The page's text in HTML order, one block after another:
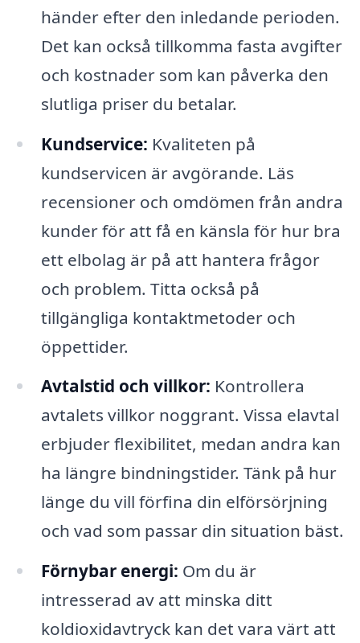
händer efter den inledande perioden.
Det kan också tillkomma fasta avgifter
och kostnader som kan påverka den
slutliga priser du betalar.
Kundservice: Kvaliteten på
kundservicen är avgörande. Läs
recensioner och omdömen från andra
kunder för att få en känsla för hur bra
ett elbolag är på att hantera frågor
och problem. Titta också på
tillgängliga kontaktmetoder och
öppettider.
Avtalstid och villkor: Kontrollera
avtalets villkor noggrant. Vissa elavtal
erbjuder flexibilitet, medan andra kan
ha längre bindningstider. Tänk på hur
länge du vill förfina din elförsörjning
och vad som passar din situation bäst.
Förnybar energi: Om du är
intresserad av att minska ditt
koldioxidavtryck kan det vara värt att